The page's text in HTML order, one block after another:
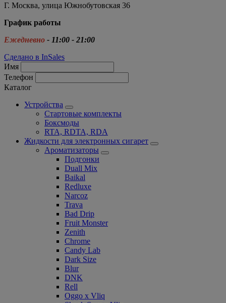
Г. Москва, улица Южнобутовская 36
График работы
Ежедневно - 11:00 - 21:00
Сделано в InSales
Имя
Телефон
Каталог
Устройства
Стартовые комплекты
Боксмоды
RTA, RDTA, RDA
Жидкости для электронных сигарет
Ароматизаторы
Подгонки
Duall Mix
Baikal
Redluxe
Narcoz
Trava
Bad Drip
Fruit Monster
Zenith
Chrome
Candy Lab
Dark Size
Blur
DNK
Rell
Oggo x Vliq